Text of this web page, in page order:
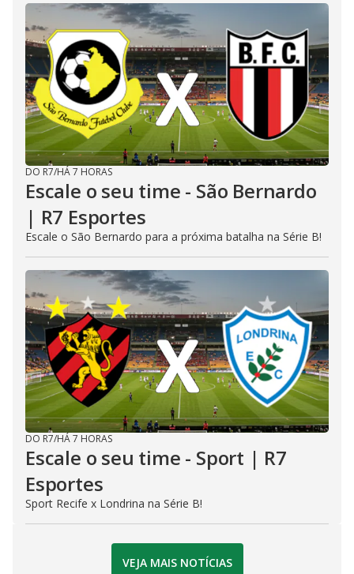
DO R7/HÁ 7 HORAS
Escale o seu time - São Bernardo
| R7 Esportes
Escale o São Bernardo para a próxima batalha na Série B!
DO R7/HÁ 7 HORAS
Escale o seu time - Sport | R7
Esportes
Sport Recife x Londrina na Série B!
VEJA MAIS NOTÍCIAS